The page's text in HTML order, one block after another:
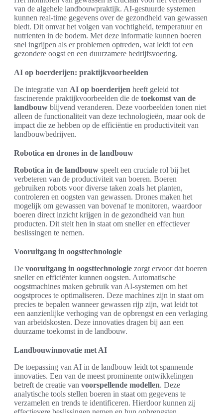
van de algehele landbouwpraktijk. AI-gestuurde systemen
kunnen real-time gegevens over de gezondheid van gewassen
biedt. Dit omvat het volgen van vochtigheid, temperatuur en
nutrienten in de bodem. Met deze informatie kunnen boeren
snel ingrijpen als er problemen optreden, wat leidt tot een
gezondere oogst en een duurzamere bedrijfsvoering.
AI op boerderijen: praktijkvoorbeelden
De integratie van AI op boerderijen heeft geleid tot
fascinerende praktijkvoorbeelden die de toekomst van de
landbouw blijvend veranderen. Deze voorbeelden tonen niet
alleen de functionaliteit van deze technologieën, maar ook de
impact die ze hebben op de efficiëntie en productiviteit van
landbouwbedrijven.
Robotica en drones in de landbouw
Robotica in de landbouw speelt een cruciale rol bij het
verbeteren van de productiviteit van boeren. Boeren
gebruiken robots voor diverse taken zoals het planten,
controleren en oogsten van gewassen. Drones maken het
mogelijk om gewassen van bovenaf te monitoren, waardoor
boeren direct inzicht krijgen in de gezondheid van hun
producten. Dit stelt hen in staat om sneller en effectiever
beslissingen te nemen.
Vooruitgang in oogsttechnologie
De vooruitgang in oogsttechnologie zorgt ervoor dat boeren
sneller en efficiënter kunnen oogsten. Automatische
oogstmachines maken gebruik van AI-systemen om het
oogstproces te optimaliseren. Deze machines zijn in staat om
precies te bepalen wanneer gewassen rijp zijn, wat leidt tot
een aanzienlijke verhoging van de opbrengst en een verlaging
van arbeidskosten. Deze innovaties dragen bij aan een
duurzame toekomst in de landbouw.
Landbouwinnovatie met AI
De toepassing van AI in de landbouw leidt tot spannende
innovaties. Een van de meest prominente ontwikkelingen
betreft de creatie van voorspellende modellen. Deze
analytische tools stellen boeren in staat om gegevens te
verzamelen en trends te identificeren. Hierdoor kunnen zij